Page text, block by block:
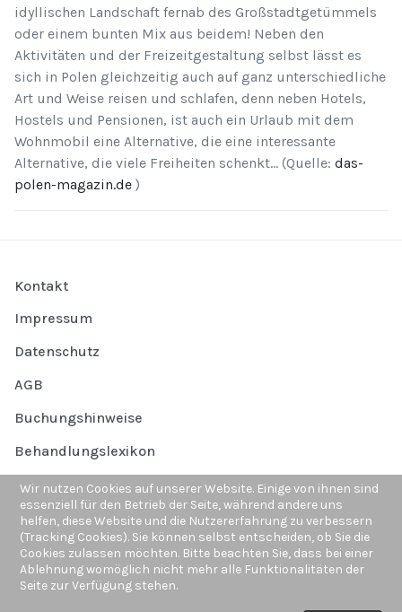
idyllischen Landschaft fernab des Großstadtgetümmels
oder einem bunten Mix aus beidem! Neben den
Aktivitäten und der Freizeitgestaltung selbst lässt es
sich in Polen gleichzeitig auch auf ganz unterschiedliche
Art und Weise reisen und schlafen, denn neben Hotels,
Hostels und Pensionen, ist auch ein Urlaub mit dem
Wohnmobil eine Alternative, die eine interessante
Alternative, die viele Freiheiten schenkt... (Quelle: das-
polen-magazin.de )
Kontakt
Impressum
Datenschutz
AGB
Buchungshinweise
Behandlungslexikon
Häufige Fragen
Wir nutzen Cookies auf unserer Website. Einige von ihnen sind
essenziell für den Betrieb der Seite, während andere uns
helfen, diese Website und die Nutzererfahrung zu verbessern
(Tracking Cookies). Sie können selbst entscheiden, ob Sie die
Cookies zulassen möchten. Bitte beachten Sie, dass bei einer
Ablehnung womöglich nicht mehr alle Funktionalitäten der
Seite zur Verfügung stehen.